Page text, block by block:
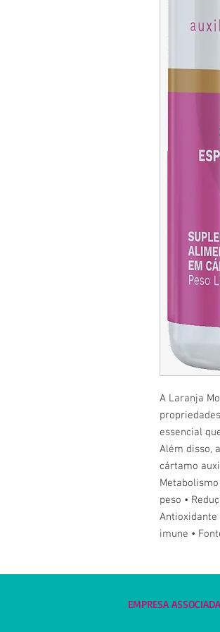
A Laranja
essencial
Além disso,
cártamo
peso •
Antioxidante
imune •
EMPRESA ASSOCIADA